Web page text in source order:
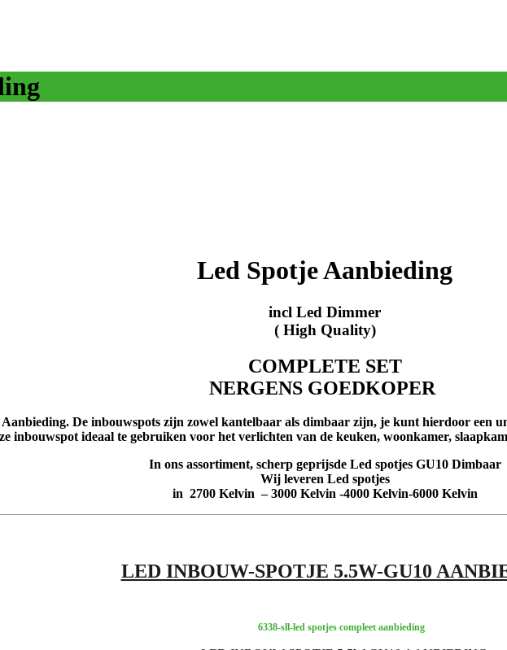
Led Spotje Aanbieding
incl Led Dimmer
( High Quality)
COMPLETE SET
NERGENS GOEDKOPER
De inbouwspots zijn zowel kantelbaar als dimbaar zijn, je kunt hierdoor een
inbouwspot ideaal te gebruiken voor het verlichten van de keuken, woonkamer,
In ons assortiment, scherp geprijsde Led spotjes GU10 Dimbaar
Wij leveren Led spotjes
in 2700 Kelvin – 3000 Kelvin -4000 Kelvin-6000 Kelvin
LED INBOUW-SPOTJE 5.5W-GU10
6338-sll-led spotjes compleet aanbieding